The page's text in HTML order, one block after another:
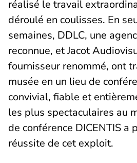
réalisé le travail
déroulé en coulisses. En
semaines, DDLC, une
reconnue, et Jacot
fournisseur renommé, ont
musée en un lieu de
convivial, fiable et
les plus spectaculaires au
de conférence DICENTIS a
réussite de cet exploit.